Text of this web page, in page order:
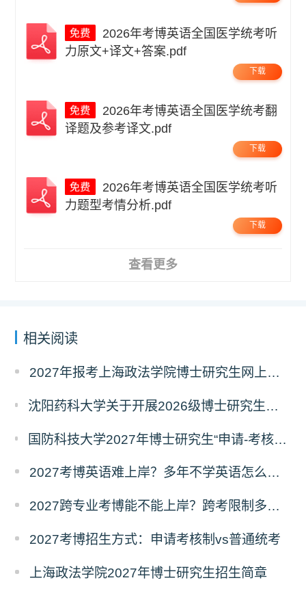
力原文+译文+答案.pdf
下载
译题及参考译文.pdf
下载
力题型考情分析.pdf
下载
查看更多
相关阅读
2027年报考上海政法学院博士研究生网上报名公告
沈阳药科大学关于开展2026级博士研究生录取后信息采集及档案调取等相关工作的通知
国防科技大学2027年博士研究生“申请-考核”制招生专业基础笔试考试大纲
2027考博英语难上岸？多年不学英语怎么备考？
2027跨专业考博能不能上岸？跨考限制多不多？
2027考博招生方式：申请考核制vs普通统考
上海政法学院2027年博士研究生招生简章